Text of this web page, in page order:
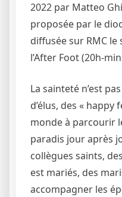
2022 par Matteo
proposée par le
diffusée sur RMC
l’After Foot (20h-
La sainteté n’est
d’élus, des « happy
monde à parcourir
paradis jour après
collègues saints,
est mariés, des
accompagner les